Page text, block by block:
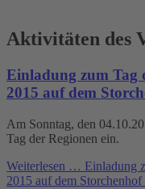
Aktivitäten des
Einladung zum Tag
2015 auf dem
Am Sonntag, den
Tag der Regionen ein.
Weiterlesen … Einladung
2015 auf dem